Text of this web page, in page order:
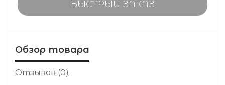
БЫСТРЫЙ ЗАКАЗ
Обзор товара
Отзывов (0)